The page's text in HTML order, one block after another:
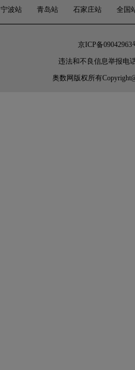
宁波站 青岛站 石家庄站 全国
京ICP备09042963
违法和不良信息举报电
奥数网 版权所有